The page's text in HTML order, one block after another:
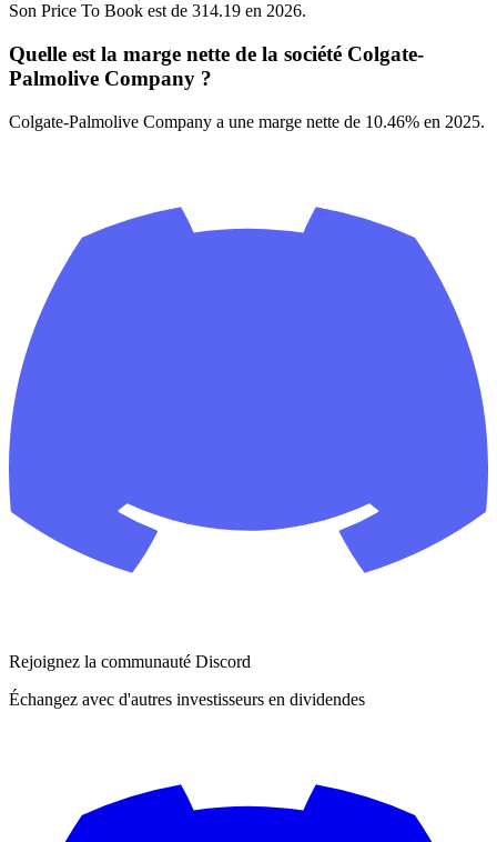
Son Price To Book est de 314.19 en 2026.
Quelle est la marge nette de la société Colgate-
Palmolive Company ?
Colgate-Palmolive Company a une marge nette de 10.46% en 2025.
Rejoignez la communauté Discord
Échangez avec d'autres investisseurs en dividendes